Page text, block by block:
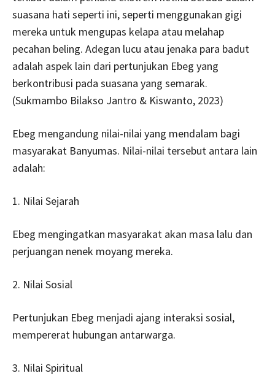
suasana hati seperti ini, seperti menggunakan gigi
mereka untuk mengupas kelapa atau melahap
pecahan beling. Adegan lucu atau jenaka para badut
adalah aspek lain dari pertunjukan Ebeg yang
berkontribusi pada suasana yang semarak.
(Sukmambo Bilakso Jantro & Kiswanto, 2023)
Ebeg mengandung nilai-nilai yang mendalam bagi
masyarakat Banyumas. Nilai-nilai tersebut antara lain
adalah:
1. Nilai Sejarah
Ebeg mengingatkan masyarakat akan masa lalu dan
perjuangan nenek moyang mereka.
2. Nilai Sosial
Pertunjukan Ebeg menjadi ajang interaksi sosial,
mempererat hubungan antarwarga.
3. Nilai Spiritual